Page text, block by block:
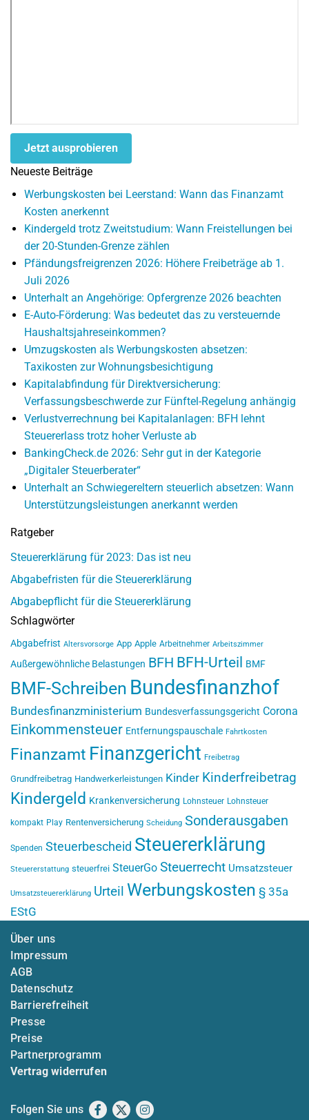
Jetzt ausprobieren
Neueste Beiträge
Werbungskosten bei Leerstand: Wann das Finanzamt
Kosten anerkennt
Kindergeld trotz Zweitstudium: Wann Freistellungen bei
der 20-Stunden-Grenze zählen
Pfändungsfreigrenzen 2026: Höhere Freibeträge ab 1.
Juli 2026
Unterhalt an Angehörige: Opfergrenze 2026 beachten
E-Auto-Förderung: Was bedeutet das zu versteuernde
Haushaltsjahreseinkommen?
Umzugskosten als Werbungskosten absetzen:
Taxikosten zur Wohnungsbesichtigung
Kapitalabfindung für Direktversicherung:
Verfassungsbeschwerde zur Fünftel-Regelung anhängig
Verlustverrechnung bei Kapitalanlagen: BFH lehnt
Steuererlass trotz hoher Verluste ab
BankingCheck.de 2026: Sehr gut in der Kategorie
„Digitaler Steuerberater“
Unterhalt an Schwiegereltern steuerlich absetzen: Wann
Unterstützungsleistungen anerkannt werden
Ratgeber
Steuererklärung für 2023: Das ist neu
Abgabefristen für die Steuererklärung
Abgabepflicht für die Steuererklärung
Schlagwörter
Abgabefrist Altersvorsorge App Apple Arbeitnehmer Arbeitszimmer
Außergewöhnliche Belastungen BFH BFH-Urteil BMF
BMF-Schreiben Bundesfinanzhof
Bundesfinanzministerium Bundesverfassungsgericht Corona
Einkommensteuer Entfernungspauschale Fahrtkosten
Finanzamt Finanzgericht Freibetrag
Grundfreibetrag Handwerkerleistungen Kinder Kinderfreibetrag
Kindergeld Krankenversicherung Lohnsteuer Lohnsteuer
kompakt Play Rentenversicherung Scheidung Sonderausgaben
Spenden Steuerbescheid Steuererklärung
Steuererstattung steuerfrei SteuerGo Steuerrecht Umsatzsteuer
Umsatzsteuererklärung Urteil Werbungskosten § 35a
EStG
Über uns
Impressum
AGB
Datenschutz
Barrierefreiheit
Presse
Preise
Partnerprogramm
Vertrag widerrufen
Folgen Sie uns Facebook
X Instagram